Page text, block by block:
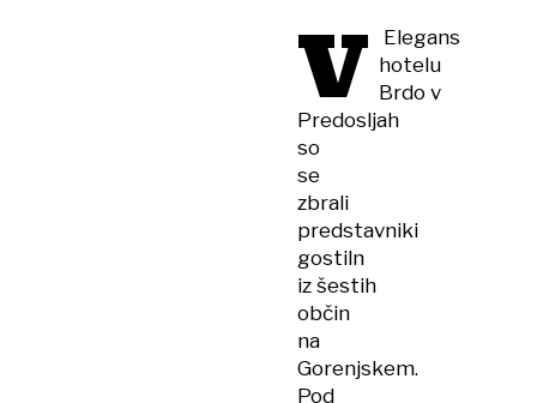
V
Elegans
hotelu
Brdo v
Predosljah
so
se
zbrali
predstavniki
gostiln
iz šestih
občin
na
Gorenjskem.
Pod